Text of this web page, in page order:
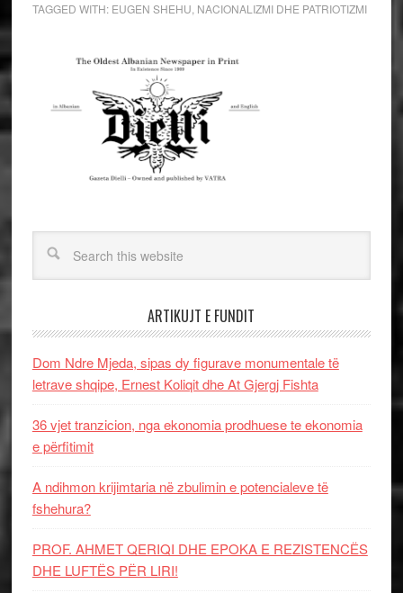
TAGGED WITH: EUGEN SHEHU NACIONALIZMI DHE PATRIOTIZMI
ARTIKUJT E FUNDIT
Dom Ndre Mjeda, sipas dy figurave monumentale të
letrave shqipe, Ernest Koliqit dhe At Gjergj Fishta
36 vjet tranzicion, nga ekonomia prodhuese te ekonomia
e përfitimit
A ndihmon krijimtaria në zbulimin e potencialeve të
fshehura?
PROF. AHMET QERIQI DHE EPOKA E REZISTENCЁS
DHE LUFTЁS PЁR LIRI!